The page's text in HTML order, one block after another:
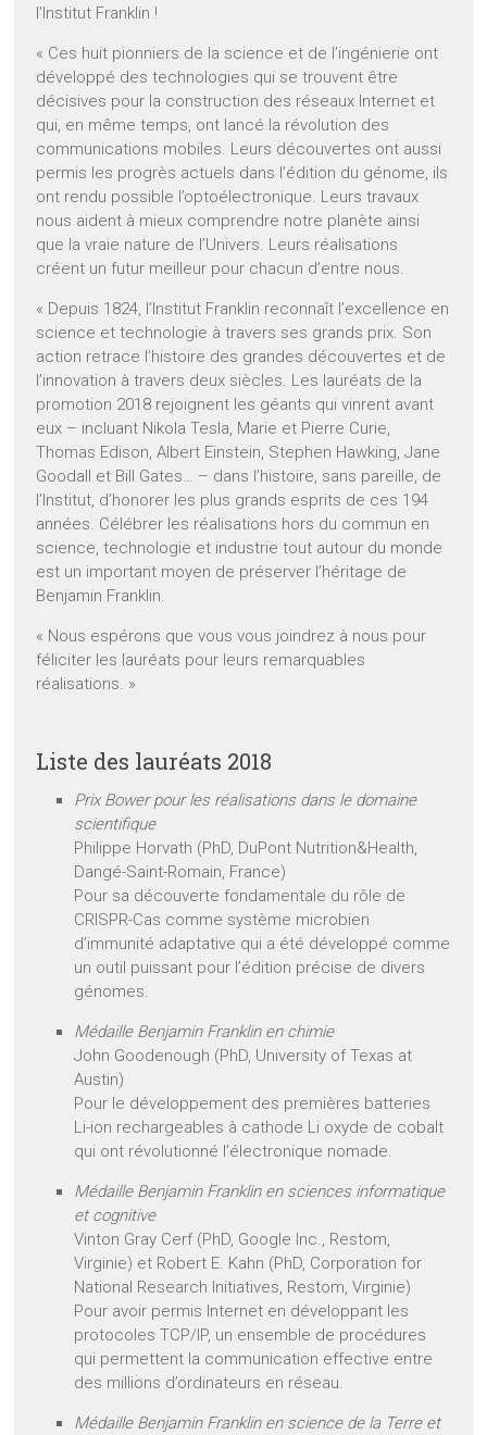
l’Institut Franklin !
« Ces huit pionniers de la science et de l’ingénierie ont
développé des technologies qui se trouvent être
décisives pour la construction des réseaux Internet et
qui, en même temps, ont lancé la révolution des
communications mobiles. Leurs découvertes ont aussi
permis les progrès actuels dans l’édition du génome, ils
ont rendu possible l’optoélectronique. Leurs travaux
nous aident à mieux comprendre notre planète ainsi
que la vraie nature de l’Univers. Leurs réalisations
créent un futur meilleur pour chacun d’entre nous.
« Depuis 1824, l’Institut Franklin reconnaît l’excellence en
science et technologie à travers ses grands prix. Son
action retrace l’histoire des grandes découvertes et de
l’innovation à travers deux siècles. Les lauréats de la
promotion 2018 rejoignent les géants qui vinrent avant
eux – incluant Nikola Tesla, Marie et Pierre Curie,
Thomas Edison, Albert Einstein, Stephen Hawking, Jane
Goodall et Bill Gates… – dans l’histoire, sans pareille, de
l’Institut, d’honorer les plus grands esprits de ces 194
années. Célébrer les réalisations hors du commun en
science, technologie et industrie tout autour du monde
est un important moyen de préserver l’héritage de
Benjamin Franklin.
« Nous espérons que vous vous joindrez à nous pour
féliciter les lauréats pour leurs remarquables
réalisations. »
Liste des lauréats 2018
Prix Bower pour les réalisations dans le domaine
scientifique
Philippe Horvath (PhD, DuPont Nutrition&Health,
Dangé-Saint-Romain, France)
Pour sa découverte fondamentale du rôle de
CRISPR-Cas comme système microbien
d’immunité adaptative qui a été développé comme
un outil puissant pour l’édition précise de divers
génomes.
Médaille Benjamin Franklin en chimie
John Goodenough (PhD, University of Texas at
Austin)
Pour le développement des premières batteries
Li-ion rechargeables à cathode Li oxyde de cobalt
qui ont révolutionné l’électronique nomade.
Médaille Benjamin Franklin en sciences informatique
et cognitive
Vinton Gray Cerf (PhD, Google Inc., Restom,
Virginie) et Robert E. Kahn (PhD, Corporation for
National Research Initiatives, Restom, Virginie)
Pour avoir permis Internet en développant les
protocoles TCP/IP, un ensemble de procédures
qui permettent la communication effective entre
des millions d’ordinateurs en réseau.
Médaille Benjamin Franklin en science de la Terre et